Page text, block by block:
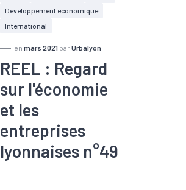
Développement économique
International
en mars 2021 par Urbalyon
REEL : Regard
sur l'économie
et les
entreprises
lyonnaises n°49